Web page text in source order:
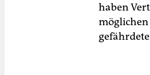
haben
möglichen